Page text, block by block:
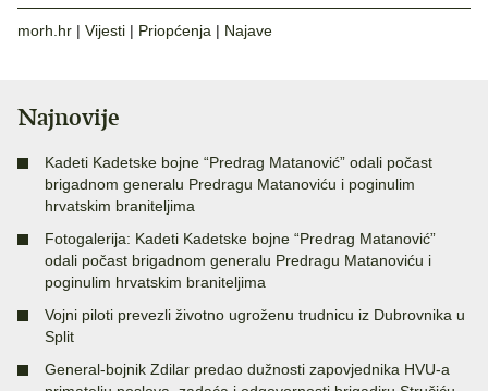
morh.hr | Vijesti | Priopćenja | Najave
Najnovije
Kadeti Kadetske bojne “Predrag Matanović” odali počast
brigadnom generalu Predragu Matanoviću i poginulim
hrvatskim braniteljima
Fotogalerija: Kadeti Kadetske bojne “Predrag Matanović”
odali počast brigadnom generalu Predragu Matanoviću i
poginulim hrvatskim braniteljima
Vojni piloti prevezli životno ugroženu trudnicu iz Dubrovnika u
Split
General-bojnik Zdilar predao dužnosti zapovjednika HVU-a